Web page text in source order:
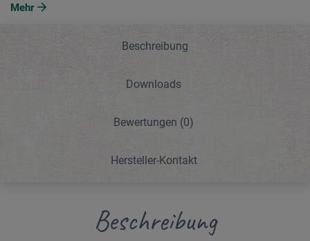
Mehr
Beschreibung
Downloads
Bewertungen (0)
Hersteller-Kontakt
Beschreibung